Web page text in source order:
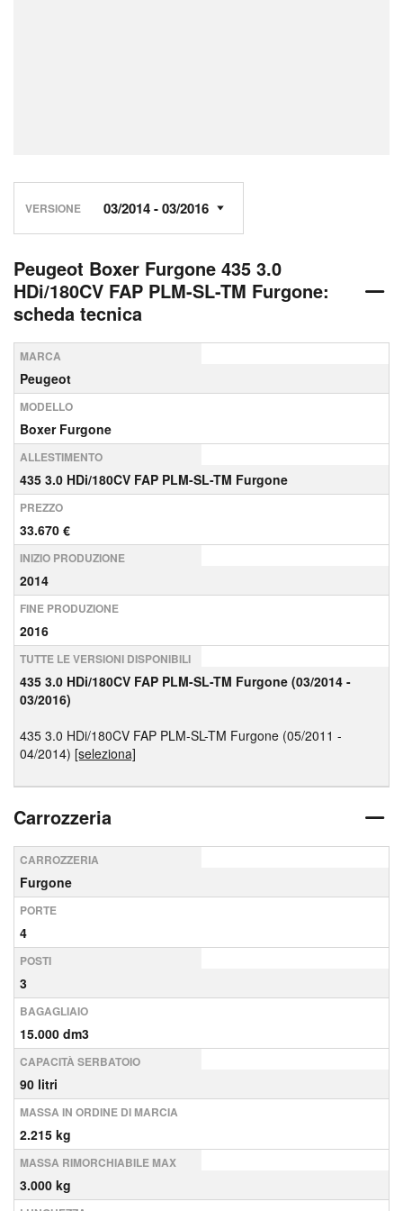
VERSIONE
Peugeot Boxer Furgone 435 3.0
HDi/180CV FAP PLM-SL-TM Furgone:
scheda tecnica
MARCA
Peugeot
MODELLO
Boxer Furgone
ALLESTIMENTO
435 3.0 HDi/180CV FAP PLM-SL-TM Furgone
PREZZO
33.670 €
INIZIO PRODUZIONE
2014
FINE PRODUZIONE
2016
TUTTE LE VERSIONI DISPONIBILI
435 3.0 HDi/180CV FAP PLM-SL-TM Furgone (03/2014 -
03/2016)
435 3.0 HDi/180CV FAP PLM-SL-TM Furgone (05/2011 -
04/2014) [seleziona]
Carrozzeria
CARROZZERIA
Furgone
PORTE
4
POSTI
3
BAGAGLIAIO
15.000 dm3
CAPACITÀ SERBATOIO
90 litri
MASSA IN ORDINE DI MARCIA
2.215 kg
MASSA RIMORCHIABILE MAX
3.000 kg